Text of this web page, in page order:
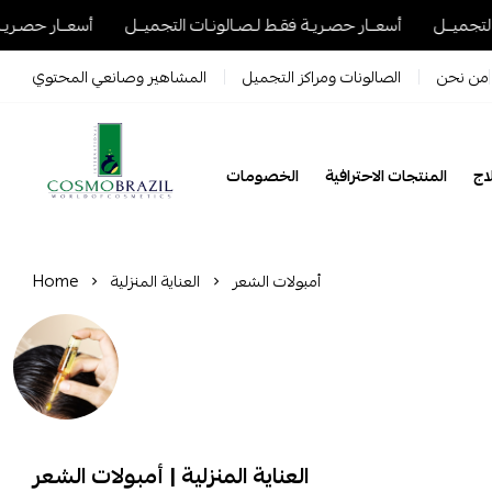
أسعــار حصـريـة فقـط لـصـالونـات التجميــل التجميــل
المشاهير وصانعي المحتوي الصالونات ومراكز التجميل من نحن
Cosmo Brazil الخصومات المنتجات الاحترافية
Home العناية المنزلية أمبولات الشعر
العناية المنزلية | أمبولات الشعر